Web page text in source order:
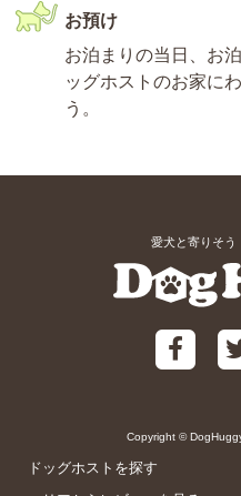
お預け
お泊まりの当日、お
ッグホストのお家に
う。
愛犬と寄りそう
Copyright ©
ドッグホストを探す